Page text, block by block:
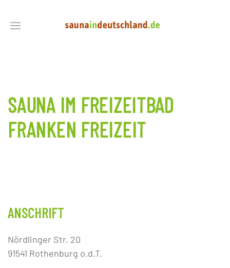
SAUNA IM FREIZEITBAD
FRANKEN FREIZEIT
ANSCHRIFT
Nördlinger Str. 20
91541 Rothenburg o.d.T.